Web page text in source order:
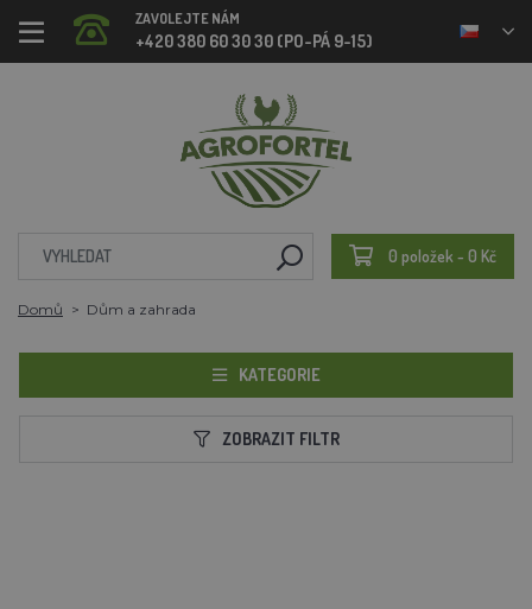
ZAVOLEJTE NÁM
+420 380 60 30 30 (PO-PÁ 9-15)
0 položek - 0 Kč
Domů Dům a zahrada
KATEGORIE
ZOBRAZIT FILTR